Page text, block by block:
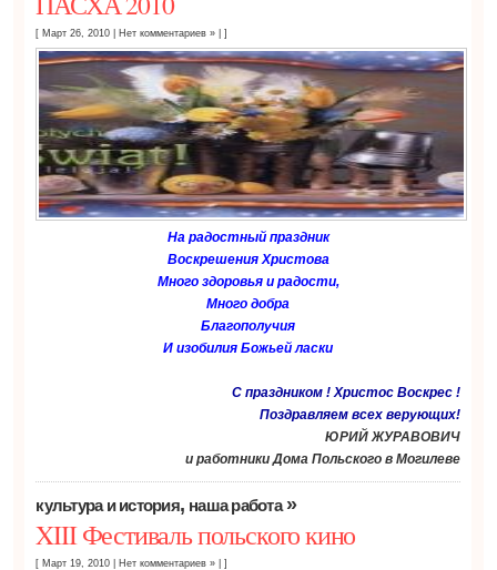
[ Март 26, 2010|Нет комментариев » | ]
На радостный праздник
Воскрешения Христова
Много здоровья и радости,
Много добра
Благополучия
И изобилия Божьей ласки
С праздником ! Христос Воскрес !
Поздравляем всех верующих!
ЮРИЙ ЖУРАВОВИЧ
и работники Дома Польского в Могилеве
культура и история, наша работа»
XIII Фестиваль польского кино
[ Март 19, 2010|Нет комментариев » | ]